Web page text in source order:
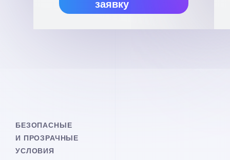
заявку
БЕЗОПАСНЫЕ
И ПРОЗРАЧНЫЕ
УСЛОВИЯ